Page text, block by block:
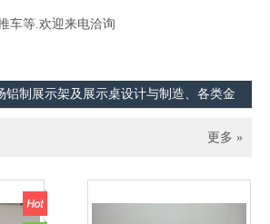
车等.欢迎来电洽询
铝制展示架及展示桌设计与制造、各类金
、冲床加工与制造、五金零件制造、零
床加工 .零件冲压加工 .五金.展示架.金属家
更多 »